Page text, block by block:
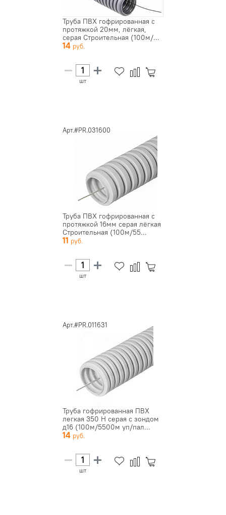
Труба ПВХ гофрированная с
протяжкой 20мм, лёгкая,
серая Строительная (100м/...
14
шт
Арт.#PR.031600
Труба ПВХ гофрированная с
протяжкой 16мм серая лёгкая
Строительная (100м/55...
11
шт
Арт.#PR.011631
Труба гофрированная ПВХ
легкая 350 Н серая с зондом
д16 (100м/5500м уп/пал...
14
шт